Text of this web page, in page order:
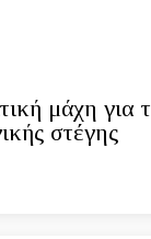
μάχη για
στέγης